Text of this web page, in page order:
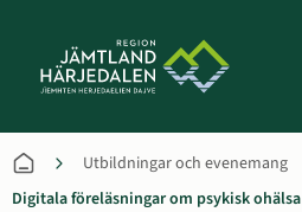
Utbildningar och evenemang
Digitala föreläsningar om psykisk ohälsa